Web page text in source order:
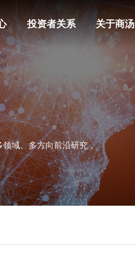
投资者关系 关于商汤
域、多方向前沿研究，